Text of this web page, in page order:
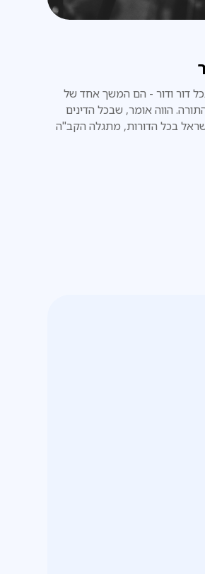
דור ודור - הם המשך אחד של
הווה אומר, שבכל הדינים
בכל הדורות, מתגלה הקב"ה